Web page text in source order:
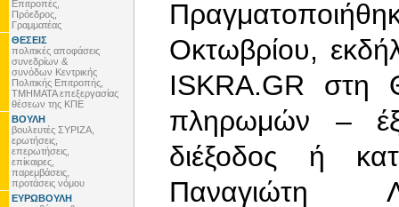
Επιτροπές,
Πρόεδρος,
Γραμματέας
ΘΕΣΕΙΣ
πολιτικές αποφάσεις
συνεδρίων &
συνόδων Κεντρικής
Πολιτικής Επιτροπής,
ΤΜΗΜΑΤΑ επεξεργασίας
θέσεων της ΚΠΕ
ΒΟΥΛΗ
βουλευτές ΣΥΡΙΖΑ,
ερωτήσεις,
επερωτήσεις,
επίκαιρες,
παρεμβάσεις,
προτάσεις νόμου
ΕΥΡΩΒΟΥΛΗ
Οκτωβρίου,
ISKRA.GR στη
πληρωμών –
διέξοδος ή
Παναγιώτη